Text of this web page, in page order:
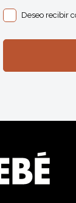
Deseo recibir